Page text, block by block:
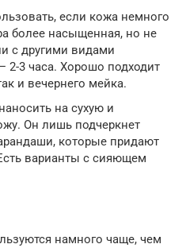
если кожа немного
более насыщенная, но не
с другими видами
2-3 часа. Хорошо подходит
и вечернего мейка.
на сухую и
Он лишь подчеркнет
которые придают
варианты с сияющем
намного чаще, чем